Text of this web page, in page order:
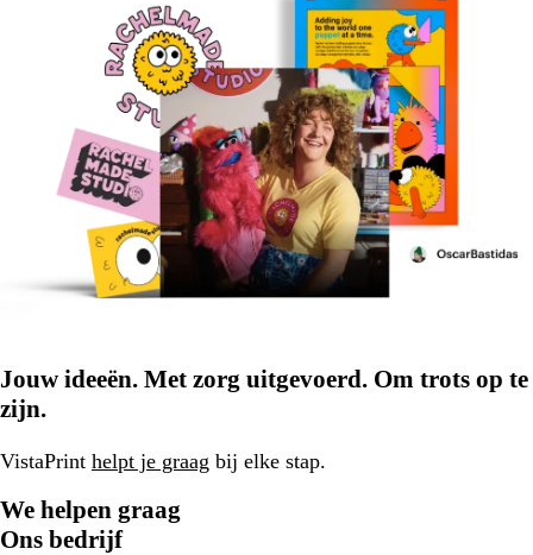
Jouw ideeën. Met zorg uitgevoerd. Om trots op te
zijn.
VistaPrint helpt je graag bij elke stap.
We helpen graag
Ons bedrijf